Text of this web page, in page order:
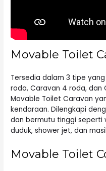
Movable Toilet
Tersedia dalam 3 tipe
roda, Caravan 4 roda, dan
Movable Toilet Caravan
kendaraan. Dilengkapi
dan bermutu tinggi seperti
duduk, shower jet, dan
Movable Toilet